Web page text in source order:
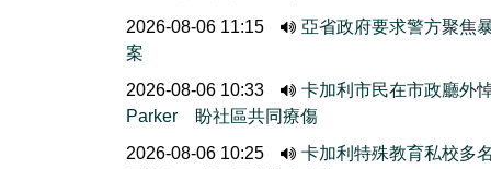
2026-08-06 11:15
亞省政府要求警方聚焦
案
2026-08-06 10:33
卡加利市民在市政廳外
Parker 盼社區共同療傷
2026-08-06 10:25
卡加利特殊教育私校多